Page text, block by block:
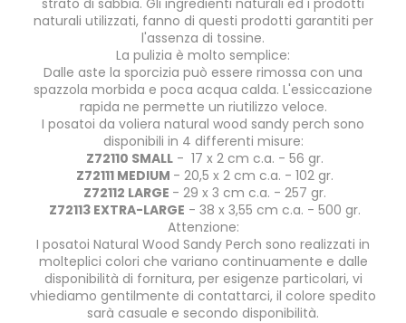
naturali utilizzati, fanno di questi prodotti garantiti per
l'assenza di tossine.
La pulizia è molto semplice:
Dalle aste la sporcizia può essere rimossa con una
spazzola morbida e poca acqua calda. L'essiccazione
rapida ne permette un riutilizzo veloce.
I posatoi da voliera natural wood sandy perch sono
disponibili in 4 differenti misure:
Z72110 SMALL- 17 x 2 cm c.a. - 56 gr.
Z72111 MEDIUM - 20,5 x 2 cm c.a. - 102 gr.
Z72112 LARGE - 29 x 3 cm c.a. - 257 gr.
Z72113 EXTRA-LARGE - 38 x 3,55 cm c.a. - 500 gr.
Attenzione:
I posatoi Natural Wood Sandy Perch sono realizzati in
molteplici colori che variano continuamente e dalle
disponibilità di fornitura, per esigenze particolari, vi
vhiediamo gentilmente di contattarci, il colore spedito
sarà casuale e secondo disponibilità.